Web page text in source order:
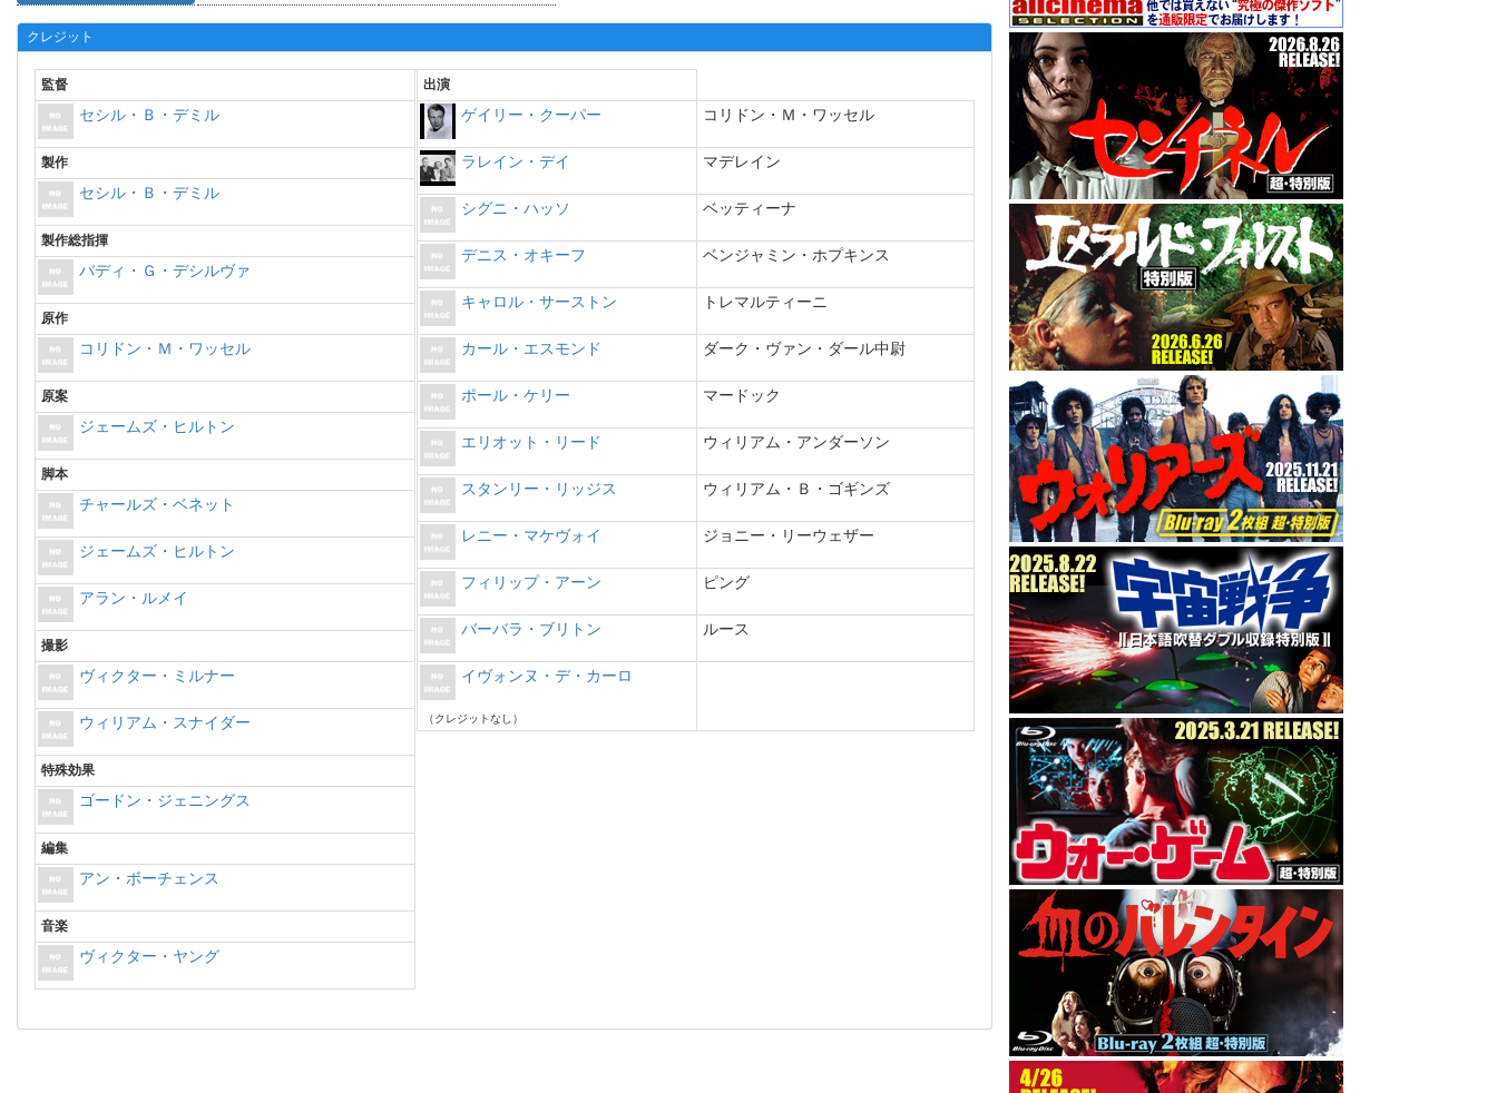
クレジット
監督
セシル・Ｂ・デミル
製作
セシル・Ｂ・デミル
製作総指揮
バディ・Ｇ・デシルヴァ
原作
コリドン・Ｍ・ワッセル
原案
ジェームズ・ヒルトン
脚本
チャールズ・ベネット
ジェームズ・ヒルトン
アラン・ルメイ
撮影
ヴィクター・ミルナー
ウィリアム・スナイダー
特殊効果
ゴードン・ジェニングス
編集
アン・ボーチェンス
音楽
ヴィクター・ヤング
出演
ゲイリー・クーパー コリドン・Ｍ・ワッセル
ラレイン・デイ マデレイン
シグニ・ハッソ ベッティーナ
デニス・オキーフ ベンジャミン・ホプキンス
キャロル・サーストン トレマルティーニ
カール・エスモンド ダーク・ヴァン・ダール中尉
ポール・ケリー マードック
エリオット・リード ウィリアム・アンダーソン
スタンリー・リッジス ウィリアム・Ｂ・ゴギンズ
レニー・マケヴォイ ジョニー・リーウェザー
フィリップ・アーン ピング
バーバラ・ブリトン ルース
イヴォンヌ・デ・カーロ
（クレジットなし）